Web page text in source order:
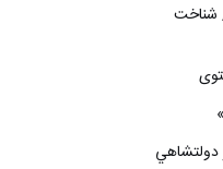
شناخت
دولتشاهي